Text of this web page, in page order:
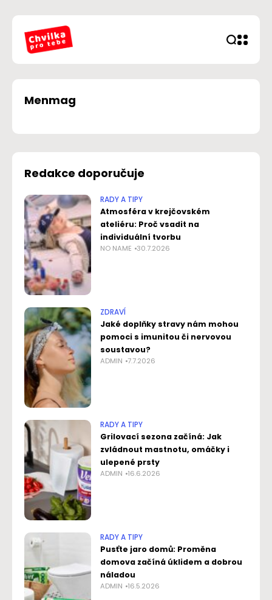
Menmag
Redakce doporučuje
RADY A TIPY
Atmosféra v krejčovském
ateliéru: Proč vsadit na
individuální tvorbu
NO NAME 30.7.2026
ZDRAVÍ
Jaké doplňky stravy nám mohou
pomoci s imunitou či nervovou
soustavou?
ADMIN 7.7.2026
RADY A TIPY
Grilovací sezona začíná: Jak
zvládnout mastnotu, omáčky i
ulepené prsty
ADMIN 16.6.2026
RADY A TIPY
Pusťte jaro domů: Proměna
domova začíná úklidem a dobrou
náladou
ADMIN 16.5.2026